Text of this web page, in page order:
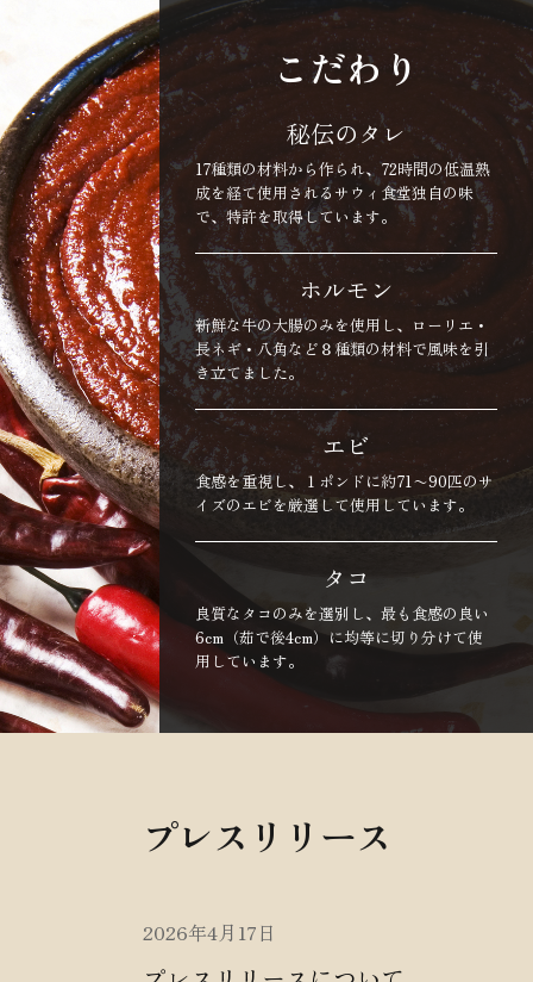
こだわり
秘伝のタレ
17種類の材料から作られ、72時間の低温熟
成を経て使用されるサウィ食堂独自の味
で、特許を取得しています。
ホルモン
新鮮な牛の大腸のみを使用し、ローリエ・
長ネギ・八角など８種類の材料で風味を引
き立てました。
エビ
食感を重視し、１ポンドに約71〜90匹のサ
イズのエビを厳選して使用しています。
​タコ
良質なタコのみを選別し、最も食感の良い
6cm（茹で後4cm）に均等に切り分けて使
用しています。
プレスリリース
2026年4月17日